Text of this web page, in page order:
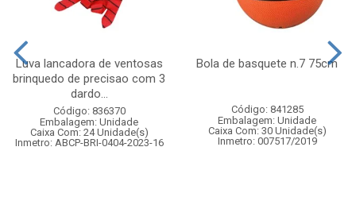
Luva lancadora de ventosas
brinquedo de precisao com 3
dardo...
Código: 836370
Embalagem: Unidade
Caixa Com: 24 Unidade(s)
Inmetro: ABCP-BRI-0404-2023-16
Bola de basquete n.7 75cm
Código: 841285
Embalagem: Unidade
Caixa Com: 30 Unidade(s)
Inmetro: 007517/2019